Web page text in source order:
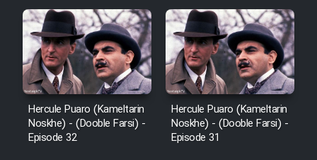
Film Shah Khamush
Film Fil Dar Tariki
Film Farsh Bad
Film In Haft Nafar
Hercule Puaro (Kameltarin
Noskhe) - (Dooble Farsi) -
Episode 32
Hercule Puaro (Kameltarin
Noskhe) - (Dooble Farsi) -
Episode 31